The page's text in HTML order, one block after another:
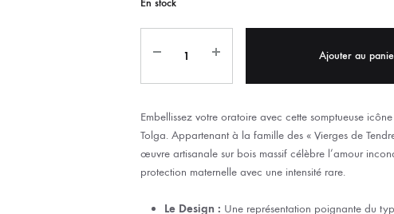
En stock
Ajouter au
Embellissez votre oratoire avec cette somptueuse
Tolga. Appartenant à la famille des « Vierges de
œuvre artisanale sur bois massif célèbre l’amour
protection maternelle avec une intensité rare.
Le Design : Une représentation poignante du